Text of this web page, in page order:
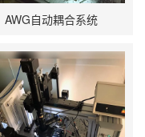
AWG自动耦合系统